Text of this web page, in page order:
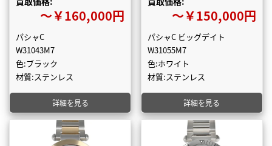
〜￥160,000円
パシャC
W31043M7
色:ブラック
材質:ステンレス
詳細を見る
〜￥150,000円
パシャC ビッグデイト
W31055M7
色:ホワイト
材質:ステンレス
詳細を見る